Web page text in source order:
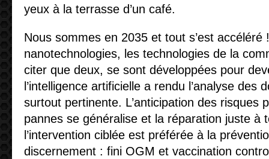
yeux à la terrasse d’un café.
Nous sommes en 2035 et tout s’est accéléré
nanotechnologies, les technologies de la
citer que deux, se sont développées pour
l’intelligence artificielle a rendu l’analyse des
surtout pertinente. L’anticipation des risques
pannes se généralise et la réparation juste à
l’intervention ciblée est préférée à la
discernement : fini OGM et vaccination